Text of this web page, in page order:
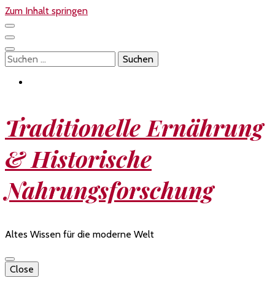
Zum Inhalt springen
Suchen
nach:
Traditionelle Ernährung
& Historische
Nahrungsforschung
Altes Wissen für die moderne Welt
Close